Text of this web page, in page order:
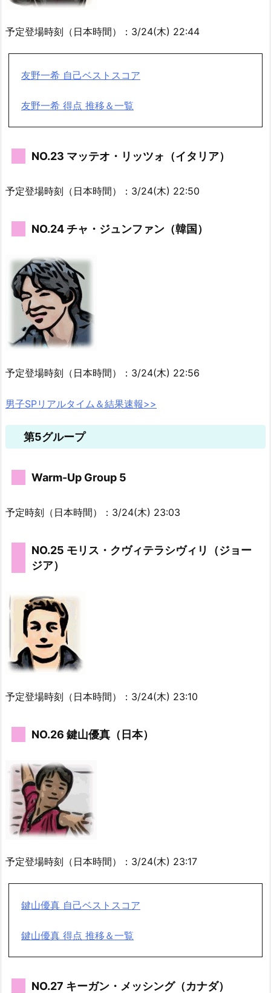
予定登場時刻（日本時間）：3/24(木) 22:44
友野一希 自己ベストスコア
友野一希 得点 推移＆一覧
NO.23 マッテオ・リッツォ（イタリア）
予定登場時刻（日本時間）：3/24(木) 22:50
NO.24 チャ・ジュンファン（韓国）
予定登場時刻（日本時間）：3/24(木) 22:56
男子SPリアルタイム＆結果速報>>
第5グループ
Warm-Up Group 5
予定時刻（日本時間）：3/24(木) 23:03
NO.25 モリス・クヴィテラシヴィリ（ジョー
ジア）
予定登場時刻（日本時間）：3/24(木) 23:10
NO.26 鍵山優真（日本）
予定登場時刻（日本時間）：3/24(木) 23:17
鍵山優真 自己ベストスコア
鍵山優真 得点 推移＆一覧
NO.27 キーガン・メッシング（カナダ）